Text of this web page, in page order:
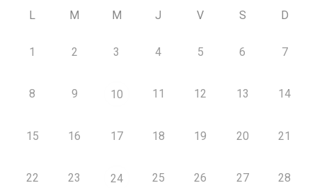
L M M J V S D
1 2 3 4 5 6 7
8 9 10 11 12 13 14
15 16 17 18 19 20 21
22 23 24 25 26 27 28